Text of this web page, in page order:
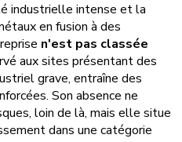
industrielle intense et la
en fusion à des
n'est pas classée
aux sites présentant des
grave, entraîne des
Son absence ne
loin de là, mais elle situe
dans une catégorie